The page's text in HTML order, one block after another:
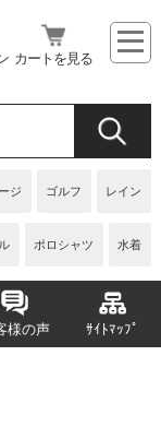
ジ ゴルフ レイン
ポロシャツ 水着
カートを見る
様の声 ｻｲﾄﾏｯﾌﾟ